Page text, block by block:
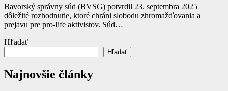
Bavorský správny súd (BVSG) potvrdil 23. septembra 2025
dôležité rozhodnutie, ktoré chráni slobodu zhromažďovania a
prejavu pre pro-life aktivistov. Súd…
Hľadať
Hľadať
Najnovšie články